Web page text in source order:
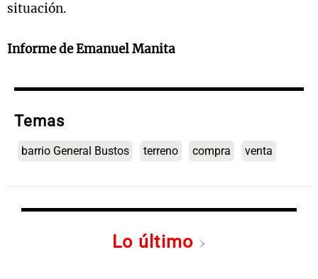
situación.
Informe de Emanuel Manita
Temas
barrio General Bustos terreno compra venta
Lo último